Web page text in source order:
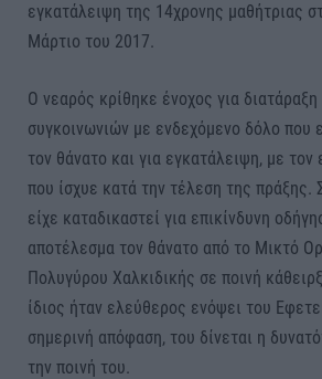
εγκατάλειψη της 14χρονης μαθήτριας
Μάρτιο του 2017.
Ο νεαρός κρίθηκε ένοχος για
συγκοινωνιών με ενδεχόμενο δόλο που
τον θάνατο και για εγκατάλειψη, με
που ίσχυε κατά την τέλεση της
είχε καταδικαστεί για επικίνδυνη
αποτέλεσμα τον θάνατο από το Μικτό
Πολυγύρου Χαλκιδικής σε ποινή
ίδιος ήταν ελεύθερος ενόψει του
σημερινή απόφαση, του δίνεται η
την ποινή του.